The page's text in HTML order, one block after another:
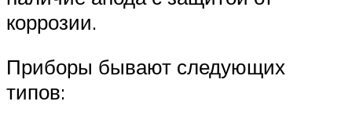
коррозии.
Приборы бывают следующих
типов: